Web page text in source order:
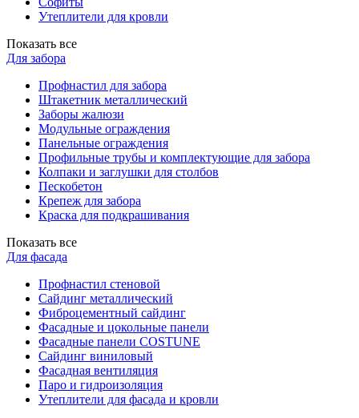
Утеплители для кровли
Показать все
Для забора
Профнастил для забора
Штакетник металлический
Заборы жалюзи
Модульные ограждения
Панельные ограждения
Профильные трубы и комплектующие для забора
Колпаки и заглушки для столбов
Пескобетон
Крепеж для забора
Краска для подкрашивания
Показать все
Для фасада
Профнастил стеновой
Сайдинг металлический
Фиброцементный сайдинг
Фасадные и цокольные панели
Фасадные панели COSTUNE
Сайдинг виниловый
Фасадная вентиляция
Паро и гидроизоляция
Утеплители для фасада и кровли